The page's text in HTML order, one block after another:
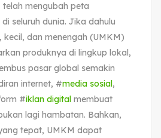
telah mengubah peta
di seluruh dunia. Jika dahulu
kecil, dan menengah (UMKM)
produknya di lingkup lokal,
pasar global semakin
internet, #media sosial,
#iklan digital membuat
lagi hambatan. Bahkan,
tepat, UMKM dapat